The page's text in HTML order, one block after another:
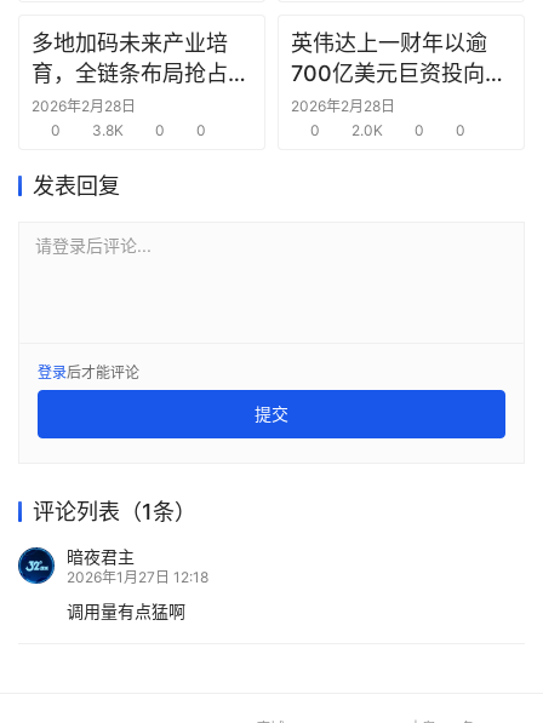
之
窗
链
圈
多地加码未来产业培
育，全链条布局抢占新
赛道先机
2026年2月28日
0
3.8K 0 0
英伟达上一财年以逾
700亿美元巨资投向合
作方，竭力巩固AI芯片
需求
2026年2月28日
0
2.0K 0 0
发表回复
请登录后评论...
登录后才能评论
提交
评论列表（1条）
暗夜君主
2026年1月27日 12:18
调用量有点猛啊